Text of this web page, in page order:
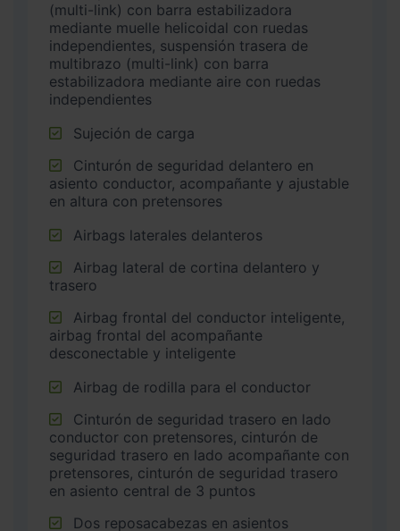
(multi-link) con barra estabilizadora
mediante muelle helicoidal con ruedas
independientes, suspensión trasera de
multibrazo (multi-link) con barra
estabilizadora mediante aire con ruedas
independientes
Sujeción de carga
asiento conductor, acompañante y ajustable
en altura con pretensores
Airbags laterales delanteros
trasero
airbag frontal del acompañante
desconectable y inteligente
Airbag de rodilla para el conductor
conductor con pretensores, cinturón de
seguridad trasero en lado acompañante con
pretensores, cinturón de seguridad trasero
en asiento central de 3 puntos